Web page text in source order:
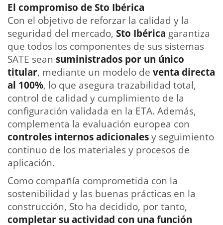
El compromiso de Sto Ibérica
Con el objetivo de reforzar la calidad y la
seguridad del mercado, Sto Ibérica garantiza
que todos los componentes de sus sistemas
SATE sean suministrados por un único
titular, mediante un modelo de venta directa
al 100%, lo que asegura trazabilidad total,
control de calidad y cumplimiento de la
configuración validada en la ETA. Además,
complementa la evaluación europea con
controles internos adicionalesy seguimiento
continuo de los materiales y procesos de
aplicación.
Como compañía comprometida con la
sostenibilidad y las buenas prácticas en la
construcción, Sto ha decidido, por tanto,
completar su actividad con una función